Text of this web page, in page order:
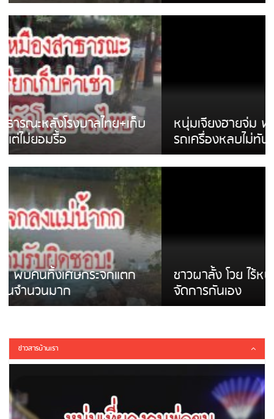
หนุ่มเจียงฮายจ่ม พบถังน้ำดื่มตกกลางถนน
รถเครื่องหลบไม่ทันล้มบาดเจ็บ
ชาวผาลั้ง โวย ไร้หน่วยงานดูแล ดินสไลด์ ต้อง
จัดการกันเอง
ข่าวสารบ้านเรา